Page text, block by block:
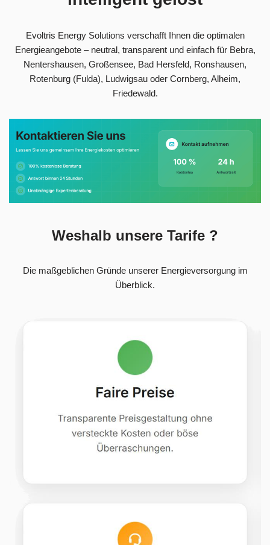
Evoltris Energy Solutions verschafft Ihnen die optimalen
Energieangebote – neutral, transparent und einfach für Bebra,
Nentershausen, Großensee, Bad Hersfeld, Ronshausen,
Rotenburg (Fulda), Ludwigsau oder Cornberg, Alheim,
Friedewald.
Weshalb unsere Tarife ?
Die maßgeblichen Gründe unserer Energieversorgung im
Überblick.